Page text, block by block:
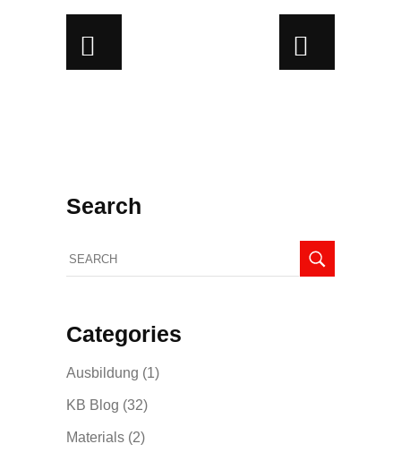
Search
Categories
Ausbildung (1)
KB Blog (32)
Materials (2)